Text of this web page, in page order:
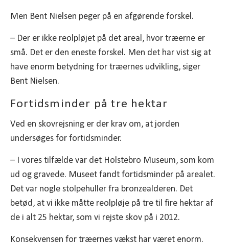
Men Bent Nielsen peger på en afgørende forskel.
– Der er ikke reolpløjet på det areal, hvor træerne er
små. Det er den eneste forskel. Men det har vist sig at
have enorm betydning for træernes udvikling, siger
Bent Nielsen.
Fortidsminder på tre hektar
Ved en skovrejsning er der krav om, at jorden
undersøges for fortidsminder.
– I vores tilfælde var det Holstebro Museum, som kom
ud og gravede. Museet fandt fortidsminder på arealet.
Det var nogle stolpehuller fra bronzealderen. Det
betød, at vi ikke måtte reolpløje på tre til fire hektar af
de i alt 25 hektar, som vi rejste skov på i 2012.
Konsekvensen for træernes vækst har været enorm.